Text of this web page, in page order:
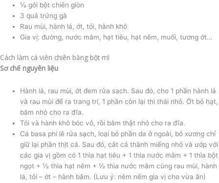
½ gói bột chiên giòn
3 quả trứng gà
Rau mùi, hành lá, ớt, tỏi, hành khô
Gia vị: đường, nước mắm, hạt tiêu, hạt nêm, muối, tương ớt…
Cách làm cá viên chiên bằng bột mì
Sơ chế nguyên liệu
Hành lá, rau mùi, ớt đem rửa sạch. Sau đó, cho 1 phần hành lá
và rau mùi để ra trang trí, 1 phần còn lại thì thái nhỏ. Ớt bỏ hạt,
băm nhỏ cho ra đĩa.
Tỏi và hành khô bóc vỏ, rồi băm thật nhỏ cho ra đĩa.
Cá basa phi lê rửa sạch, loại bỏ phần da ở ngoài, bỏ xương chỉ
giữ lại phần thịt cá. Sau đó, cắt cá thành miếng nhỏ và ướp với
các gia vị gồm có 1 thìa hạt tiêu + 1 thìa nước mắm + 1 thìa bột
ngọt + ½ thìa hạt nêm + ½ thìa nước mắm cùng rau mùi, hành
lá, tỏi – ớt – hành băm. (Lưu ý: nêm nếm gia vị cho vừa ăn)